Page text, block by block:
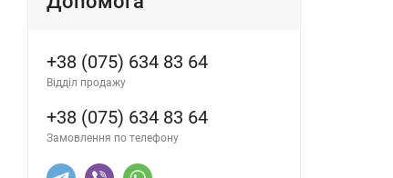
+38 (075) 634 83 64
Відділ продажу
+38 (075) 634 83 64
Замовлення по телефону